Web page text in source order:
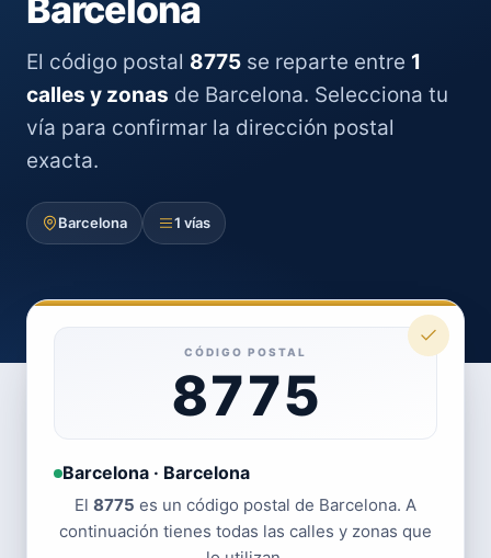
Barcelona
El código postal 8775 se reparte entre 1
calles y zonas de Barcelona. Selecciona tu
vía para confirmar la dirección postal
exacta.
Barcelona 1 vías
CÓDIGO POSTAL
8775
Barcelona · Barcelona
El 8775 es un código postal de Barcelona. A
continuación tienes todas las calles y zonas que